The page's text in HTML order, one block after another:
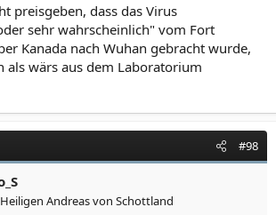
preisgeben, dass das Virus
sehr wahrscheinlich" vom Fort
Kanada nach Wuhan gebracht wurde,
als wärs aus dem Laboratorium
#98
Andreas von Schottland